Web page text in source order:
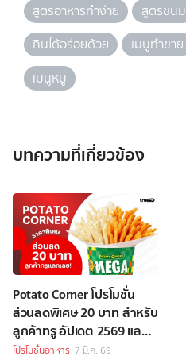
สูตรอาหารทำง่าย
สูตรขนม
กินได้อร่อยด้วย
เมนูทำขาย
เมนูหมู
บทความที่เกี่ยวข้อง
Potato Corner โปรโมชั่น
ส่วนลดพิเศษ 20 บาท สำหรับ
ลูกค้าทรู อัปเดต 2569 แลก
เลย!
โปรโมชั่นอาหาร 7 มี.ค. 69